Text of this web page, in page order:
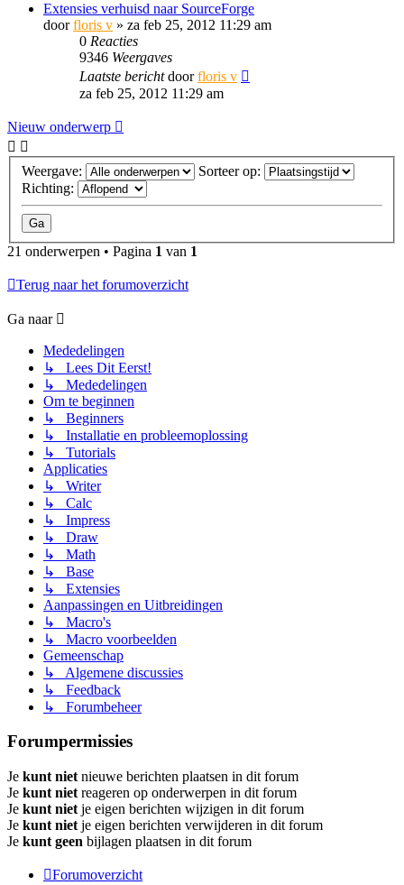
Extensies verhuisd naar SourceForge
doorfloris v » za feb 25, 2012 11:29 am
0 Reacties
9346 Weergaves
Laatste berichtdoorfloris v
za feb 25, 2012 11:29 am
Nieuw onderwerp
Weergave:
Sorteer op:
Richting:
21 onderwerpen • Pagina 1 van 1
Terug naar het forumoverzicht
Ga naar
Mededelingen
↳ Lees Dit Eerst!
↳ Mededelingen
Om te beginnen
↳ Beginners
↳ Installatie en probleemoplossing
↳ Tutorials
Applicaties
↳ Writer
↳ Calc
↳ Impress
↳ Draw
↳ Math
↳ Base
↳ Extensies
Aanpassingen en Uitbreidingen
↳ Macro's
↳ Macro voorbeelden
Gemeenschap
↳ Algemene discussies
↳ Feedback
↳ Forumbeheer
Forumpermissies
Je kunt niet nieuwe berichten plaatsen in dit forum
Je kunt niet reageren op onderwerpen in dit forum
Je kunt niet je eigen berichten wijzigen in dit forum
Je kunt niet je eigen berichten verwijderen in dit forum
Je kunt geen bijlagen plaatsen in dit forum
Forumoverzicht